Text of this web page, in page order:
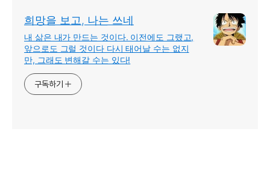
희망을 보고, 나는 쓰네
내 삶은 내가 만드는 것이다. 이전에도 그랬고,
앞으로도 그럴 것이다 다시 태어날 수는 없지
만, 그래도 변해갈 수는 있다!
구독하기